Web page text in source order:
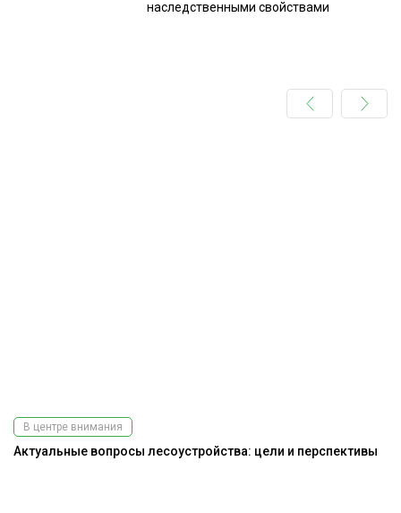
наследственными свойствами
В центре внимания
Актуальные вопросы лесоустройства: цели и перспективы